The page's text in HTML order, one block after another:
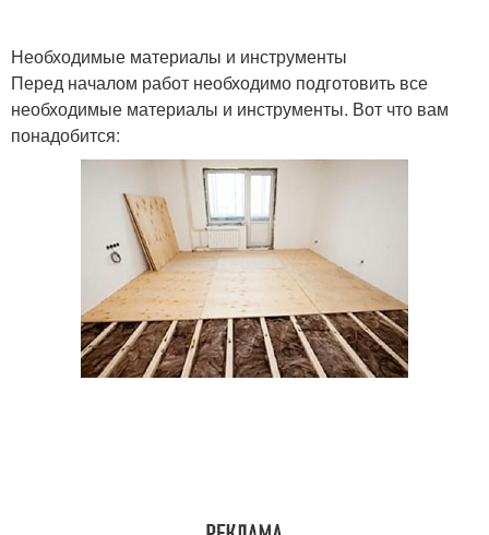
Необходимые материалы и инструменты
Перед началом работ необходимо подготовить все
необходимые материалы и инструменты. Вот что вам
понадобится: